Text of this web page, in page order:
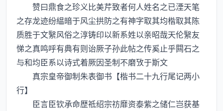
赞曰鼎食之珍义比美芹致者何人姓名之已湮天笔
之存龙迹纷緼暗于风尘拱防之有神字取其均楷取其陈
质胜于文繄风俗之淳铸印以新系姓以亲昭哉天伦繄友
悌之真鸣呼有典有则诒厥子孙此帖之传奚止乎闗石之
与和均臣系以诗式着厥因圣制不磨攷于斯文
真宗皇帝御制朱表御书【楷书二十九行尾记两小
行】
臣言臣钦承命歴祗绍宗祊靡资泰紫之储仁岂获基